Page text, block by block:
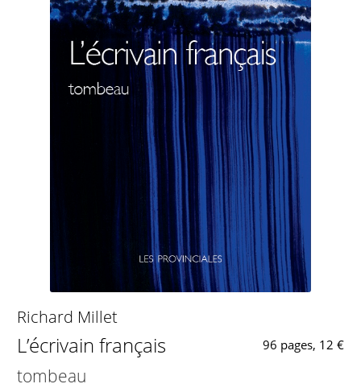
Richard Millet
L’écrivain français 96 pages, 12 €
tombeau